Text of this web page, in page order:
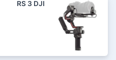
RS 3 DJI